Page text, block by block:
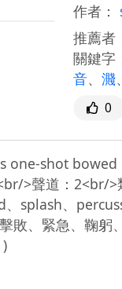
作者：
推薦者
關鍵字
音、 濺、
0
one-shot
>聲道：2<br/
splash、
敗、緊急、鞠